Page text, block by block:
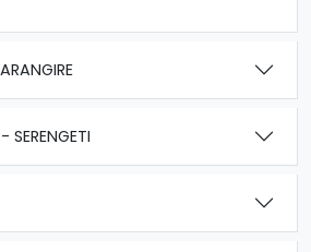
SERENGETI